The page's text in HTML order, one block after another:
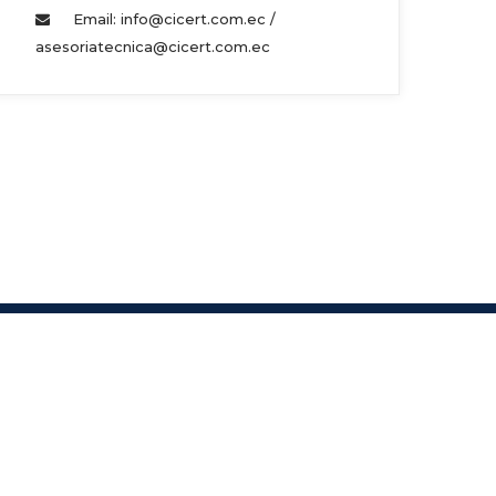
Email: info@cicert.com.ec /
asesoriatecnica@cicert.com.ec